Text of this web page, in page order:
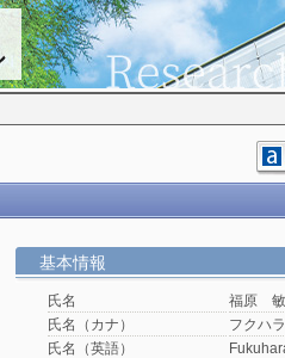
基本情報
氏名
福原
氏名（カナ）
フクハ
氏名（英語）